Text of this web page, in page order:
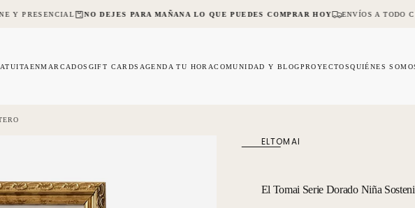
Y PRESENCIAL NO DEJES PARA MAÑANA LO QUE PUEDES COMPRAR HOY ENVÍOS A TODO
ENMARCADOS GIFT CARDS AGENDA TU HORACOMUNIDAD Y BLOGPROYECTOSQUIÉNES
ELTOMAI
El Tomai Serie Dorado Niña